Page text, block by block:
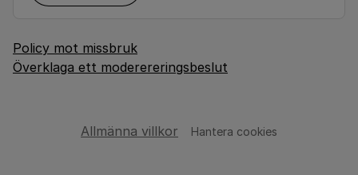
Policy mot missbruk
Överklaga ett moderereringsbeslut
Allmänna villkor Hantera cookies